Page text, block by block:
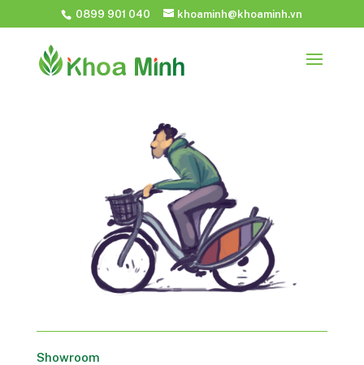
0899 901 040 khoaminh@khoaminh.vn
Showroom